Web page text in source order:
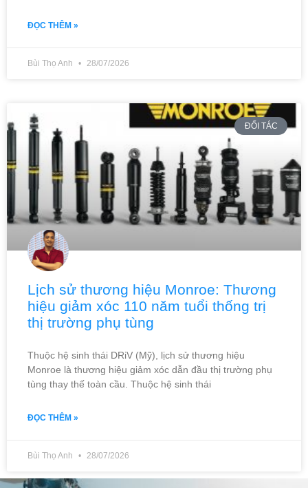
ĐỌC THÊM »
Bùi Thọ Anh 28/07/2026
ĐỐI TÁC
Lịch sử thương hiệu Monroe: Thương
hiệu giảm xóc 110 năm tuổi thống trị
thị trường phụ tùng
Thuộc hệ sinh thái DRiV (Mỹ), lịch sử thương hiệu
Monroe là thương hiệu giảm xóc dẫn đầu thị trường phụ
tùng thay thế toàn cầu. Thuộc hệ sinh thái
ĐỌC THÊM »
Bùi Thọ Anh 28/07/2026